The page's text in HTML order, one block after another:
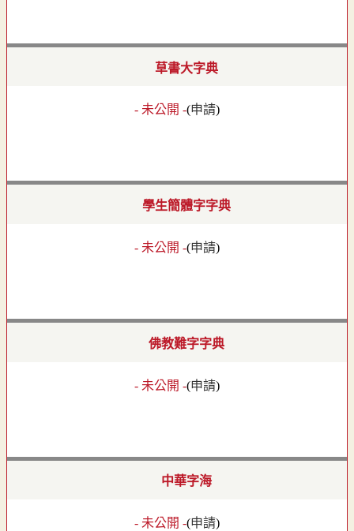
草書大字典
- 未公開 -(申請)
學生簡體字字典
- 未公開 -(申請)
佛教難字字典
- 未公開 -(申請)
中華字海
- 未公開 -(申請)